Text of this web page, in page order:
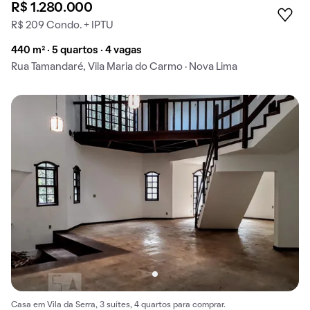
R$ 1.280.000
R$ 209 Condo. + IPTU
440 m² · 5 quartos · 4 vagas
Rua Tamandaré, Vila Maria do Carmo · Nova Lima
Casa em Vila da Serra, 3 suítes, 4 quartos para comprar.